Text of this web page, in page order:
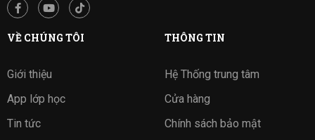
VỀ CHÚNG TÔI
Giới thiệu
App lớp học
Tin tức
THÔNG TIN
Hệ Thống trung tâm
Cửa hàng
Chính sách bảo mật